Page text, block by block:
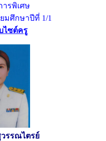
รพิเศษ
ศึกษาปีที่ 1/1
ไซต์ครู
รรณไตรย์